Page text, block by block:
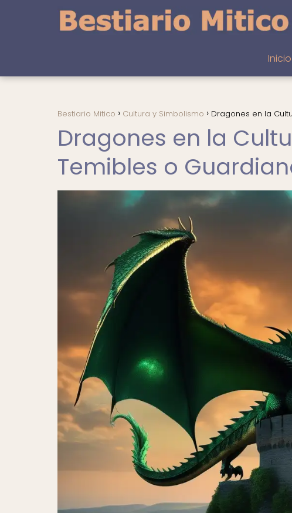
Inicio
Bestiario Mitico Cultura y Simbolismo Dragones en la
Dragones en la
Temibles o